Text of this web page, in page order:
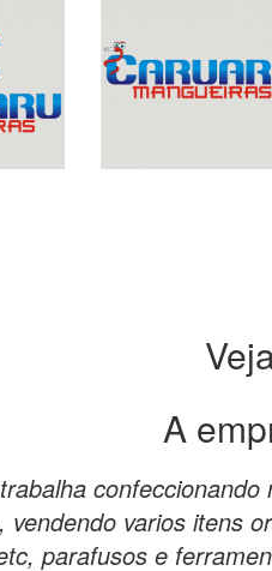
A
vendendo varios itens
parafusos e